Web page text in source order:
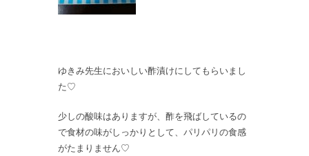
ゆきみ先生においしい酢漬けにしてもらいまし
た♡
少しの酸味はありますが、酢を飛ばしているの
で食材の味がしっかりとして、パリパリの食感
がたまりません♡